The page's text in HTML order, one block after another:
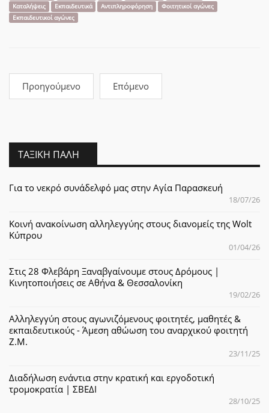
Καταλήψεις
Εκπαιδευτικά Αντιπληροφόρηση
Φοιτητικοί αγώνες
Εκπαιδευτικοί αγώνες
Προηγούμενο Επόμενο
ΤΑΞΙΚΉ ΠΆΛΗ
Για το νεκρό συνάδελφό μας στην Αγία Παρασκευή
18/07/26
Κοινή ανακοίνωση αλληλεγγύης στους διανομείς της Wolt
Κύπρου
01/04/26
Στις 28 Φλεβάρη Ξαναβγαίνουμε στους Δρόμους |
Κινητοποιήσεις σε Αθήνα & Θεσσαλονίκη
19/02/26
Αλληλεγγύη στους αγωνιζόμενους φοιτητές, μαθητές &
εκπαιδευτικούς - Άμεση αθώωση του αναρχικού φοιτητή
Ζ.Μ.
23/11/25
Διαδήλωση ενάντια στην κρατική και εργοδοτική
τρομοκρατία | ΣΒΕΔΙ
28/10/25